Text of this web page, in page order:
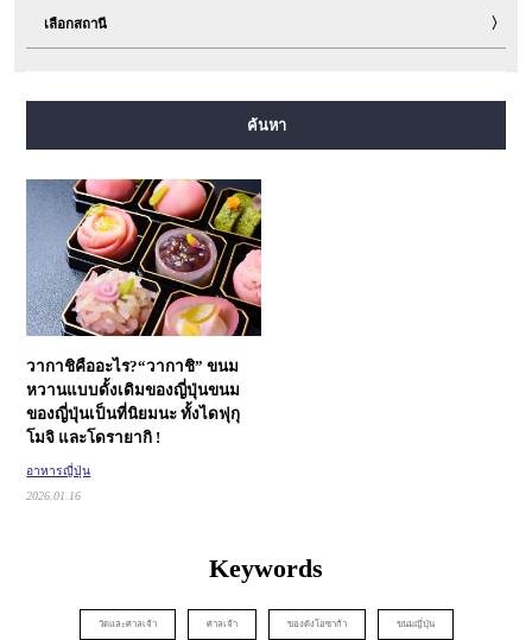
เลือกสถานี
สายอิมาซาโตะซุจิ สายนิวแทรม
ค้นหา
วากาชิคืออะไร?“วากาชิ” ขนม
หวานแบบดั้งเดิมของญี่ปุ่นขนม
ของญี่ปุ่นเป็นที่นิยมนะ ทั้งไดฟุกุ
โมจิ และโดรายากิ !
อาหารญี่ปุ่น
2026.01.16
Keywords
วัดและศาลเจ้า ศาลเจ้า ของดังโอซาก้า ขนมญี่ปุ่น